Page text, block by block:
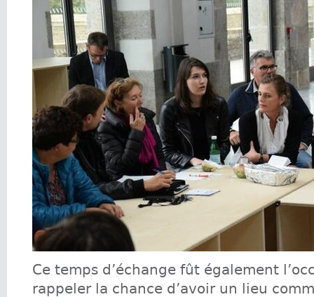
Ce temps d’échange fût également
rappeler la chance d’avoir un lieu